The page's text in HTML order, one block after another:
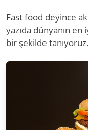
Fast food deyince
yazıda dünyanın en
bir şekilde tanıyoruz.